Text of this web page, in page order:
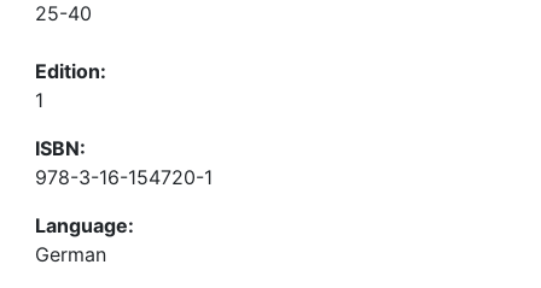
25-40
Edition:
1
ISBN:
978-3-16-154720-1
Language:
German